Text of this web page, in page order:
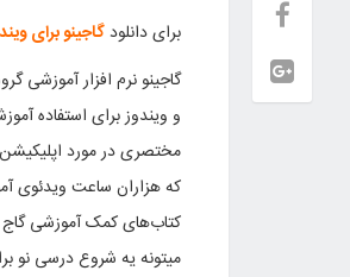
برای دانلود گاجینو برای
گاجینو نرم افزار آموزشی
و ویندوز برای استفاده
مختصری در مورد اپلیکیشن
که هزاران ساعت ویدئوی
کتاب‌های کمک آموزشی گاج
میتونه یه شروع درسی نو